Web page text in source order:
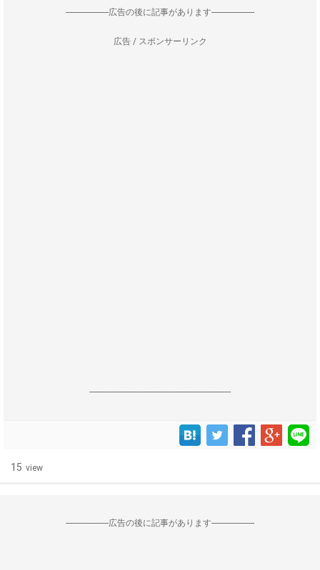
--------------------広告の後に記事があります--------------------
広告 / スポンサーリンク
------------------------------------------------------------------
15 view
--------------------広告の後に記事があります--------------------